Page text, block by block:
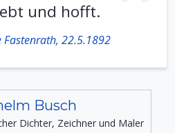
und hofft.
Fastenrath, 22.5.1892
Busch
Dichter, Zeichner und Maler